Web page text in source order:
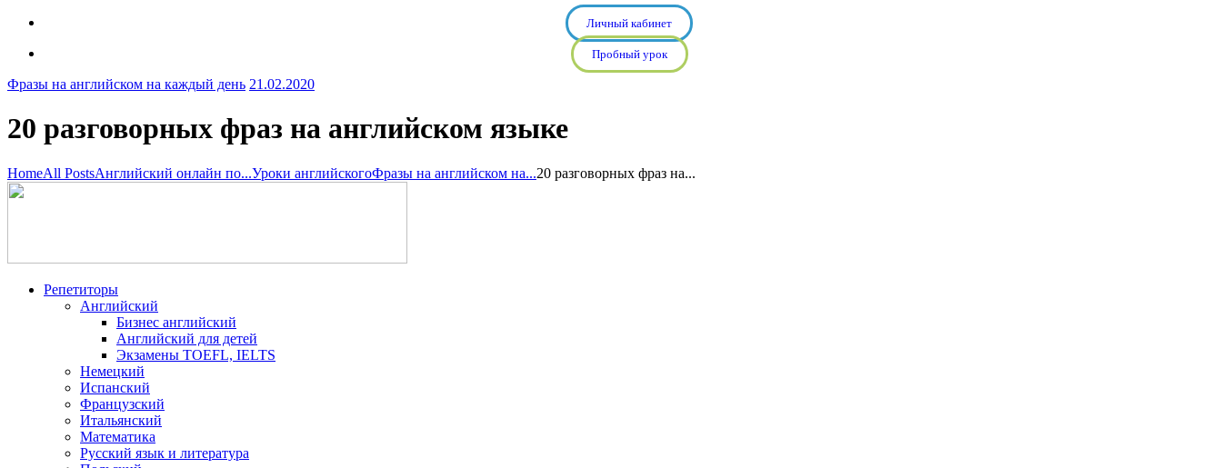
Личный кабинет
Пробный урок
Фразы на английском на каждый день 21.02.2020
20 разговорных фраз на английском языке
HomeAll PostsАнглийский онлайн по...Уроки английскогоФразы на английском на...20 разговорных фраз на...
Репетиторы
Английский
Бизнес английский
Английский для детей
Экзамены TOEFL, IELTS
Немецкий
Испанский
Французский
Итальянский
Математика
Русский язык и литература